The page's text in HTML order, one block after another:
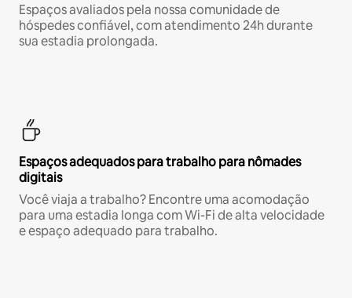
Espaços avaliados pela nossa comunidade de
hóspedes confiável, com atendimento 24h durante
sua estadia prolongada.
Espaços adequados para trabalho para nômades
digitais
Você viaja a trabalho? Encontre uma acomodação
para uma estadia longa com Wi-Fi de alta velocidade
e espaço adequado para trabalho.